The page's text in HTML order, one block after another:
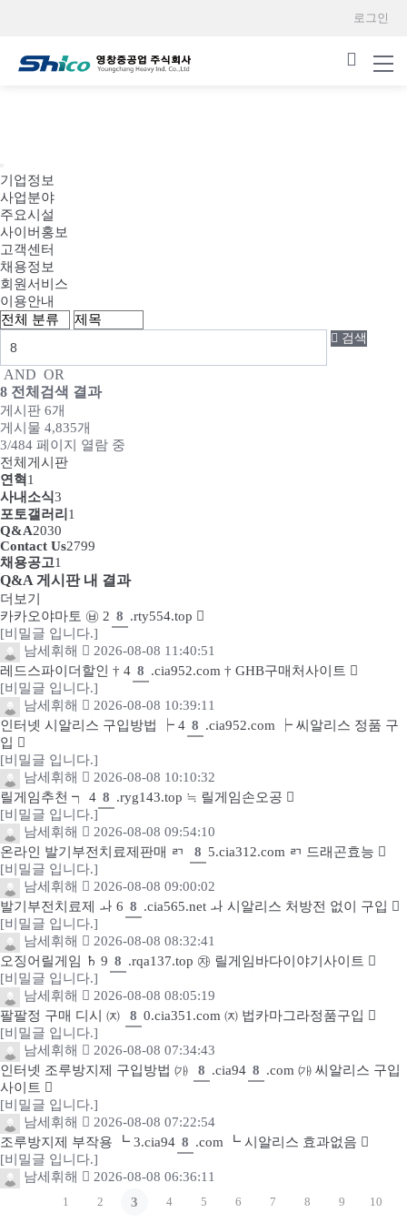
로그인
기업정보
사업분야
주요시설
사이버홍보
고객센터
채용정보
회원서비스
이용안내
검색
AND OR
8 전체검색 결과
게시판 6개
게시물 4,835개
3/484 페이지 열람 중
전체게시판
연혁1
사내소식3
포토갤러리1
Q&A2030
Contact Us2799
채용공고1
Q&A 게시판 내 결과
더보기
카카오야마토 ㉥ 2 8 .rty554.top
[비밀글 입니다.]
남세휘해
2026-08-08 11:40:51
레드스파이더할인 † 4 8 .cia952.com † GHB구매처사이트
[비밀글 입니다.]
남세휘해
2026-08-08 10:39:11
인터넷 시알리스 구입방법 ┝ 4 8 .cia952.com ┝ 씨알리스 정품 구
입
[비밀글 입니다.]
남세휘해
2026-08-08 10:10:32
릴게임추천 ┑ 4 8 .ryg143.top ≒ 릴게임손오공
[비밀글 입니다.]
남세휘해
2026-08-08 09:54:10
온라인 발기부전치료제판매 ㄺ
8 5.cia312.com ㄺ 드래곤효능
[비밀글 입니다.]
남세휘해
2026-08-08 09:00:02
발기부전치료제 ㅘ 6 8 .cia565.net ㅘ 시알리스 처방전 없이 구입
[비밀글 입니다.]
남세휘해
2026-08-08 08:32:41
오징어릴게임 ♄ 9 8 .rqa137.top ㉶ 릴게임바다이야기사이트
[비밀글 입니다.]
남세휘해
2026-08-08 08:05:19
팔팔정 구매 디시 ㈈
8 0.cia351.com ㈈ 법카마그라정품구입
[비밀글 입니다.]
남세휘해
2026-08-08 07:34:43
인터넷 조루방지제 구입방법 ㈎
8 .cia94 8 .com ㈎ 씨알리스 구입
사이트
[비밀글 입니다.]
남세휘해
2026-08-08 07:22:54
조루방지제 부작용 ┗ 3.cia94 8 .com ┗ 시알리스 효과없음
[비밀글 입니다.]
남세휘해
2026-08-08 06:36:11
1 2 3 4 5 6 7 8 9 10